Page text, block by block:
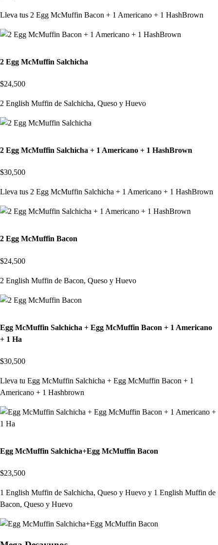
Lleva tus 2 Egg McMuffin Bacon + 1 Americano + 1 HashBrown
2 Egg McMuffin Salchicha
$24,500
2 English Muffin de Salchicha, Queso y Huevo
2 Egg McMuffin Salchicha + 1 Americano + 1 HashBrown
$30,500
Lleva tus 2 Egg McMuffin Salchicha + 1 Americano + 1 HashBrown
2 Egg McMuffin Bacon
$24,500
2 English Muffin de Bacon, Queso y Huevo
Egg McMuffin Salchicha + Egg McMuffin Bacon + 1 Americano
+ 1 Ha
$30,500
Lleva tu Egg McMuffin Salchicha + Egg McMuffin Bacon + 1
Americano + 1 Hashbrown
Egg McMuffin Salchicha+Egg McMuffin Bacon
$23,500
1 English Muffin de Salchicha, Queso y Huevo y 1 English Muffin de
Bacon, Queso y Huevo